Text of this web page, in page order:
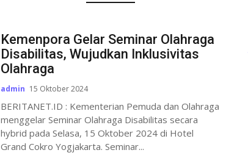
Kemenpora Gelar Seminar Olahraga
Disabilitas, Wujudkan Inklusivitas
Olahraga
admin 15 Oktober 2024
BERITANET.ID : Kementerian Pemuda dan Olahraga
menggelar Seminar Olahraga Disabilitas secara
hybrid pada Selasa, 15 Oktober 2024 di Hotel
Grand Cokro Yogjakarta. Seminar...